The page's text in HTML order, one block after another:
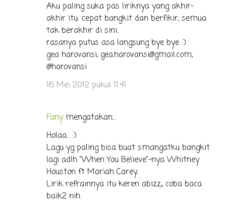
Aku paling suka pas liriknya yang akhir-
akhir itu: cepat bangkit dan berfikir, semua
tak berakhir di sini..
rasanya putus asa langsung bye bye :)
gea harovansi, gea.harovansi@gmail.com,
@harovansi
16 Mei 2012 pukul 11.41
Fanymengatakan…
Holaa... :)
Lagu yg paling bisa buat smangatku bangkit
lagi adlh "When You Believe"-nya Whitney
Houston ft Mariah Carey..
Lirik refrainnya itu keren abizz,, coba baca
baik2 nih: